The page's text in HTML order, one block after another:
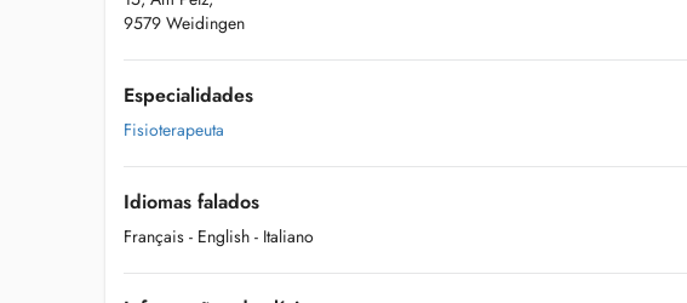
9579 Weidingen
Especialidades
Fisioterapeuta
Idiomas falados
Français - English - Italiano